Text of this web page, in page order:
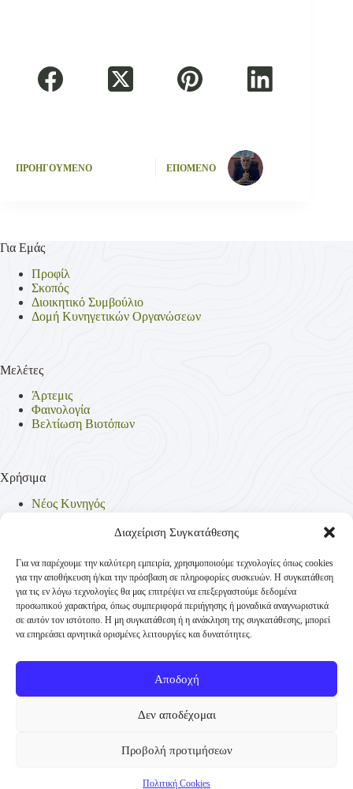
Διαχείριση Συγκατάθεσης
Για να παρέχουμε την καλύτερη εμπειρία, χρησιμοποιούμε τεχνολογίες όπως cookies
για την αποθήκευση ή/και την πρόσβαση σε πληροφορίες συσκευών. Η συγκατάθεση
για τις εν λόγω τεχνολογίες θα μας επιτρέψει να επεξεργαστούμε δεδομένα
προσωπικού χαρακτήρα, όπως συμπεριφορά περιήγησης ή μοναδικά αναγνωριστικά
σε αυτόν τον ιστότοπο. Η μη συγκατάθεση ή η ανάκληση της συγκατάθεσης, μπορεί
να επηρεάσει αρνητικά ορισμένες λειτουργίες και δυνατότητες.
Αποδοχή
Δεν αποδέχομαι
Προβολή προτιμήσεων
Πολιτική Cookies
ΠΡΟΗΓΟΥΜΕΝΟ ΕΠΟΜΕΝΟ
Για Εμάς
Προφίλ
Σκοπός
Διοικητικό Συμβούλιο
Δομή Κυνηγετικών Οργανώσεων
Μελέτες
Άρτεμις
Φαινολογία
Βελτίωση Βιοτόπων
Χρήσιμα
Νέος Κυνηγός
Νομοθεσία
Πολιτική Απορρήτου
Πολιτική Cookies (ΕΕ)
Επικοινωνία
Κυνηγετική Συνομοσπονδία Ελλάδος
TK 10431 Αθήνα
+30 210-3231271
info@ksellas.gr
© Copyright 2012 - 2026 Κυνηγετική Συνομοσπονδία